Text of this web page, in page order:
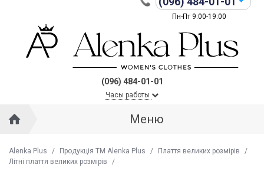
Пн-Пт 9:00-19:00
(096) 484-01-01
Часы работы
Меню
Alenka Plus / Продукція ТМ Alenka Plus / Плаття великих розмірів
/
Літні плаття великих розмірів
/